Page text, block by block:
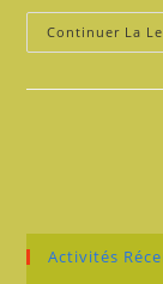
Continuer La
Activités